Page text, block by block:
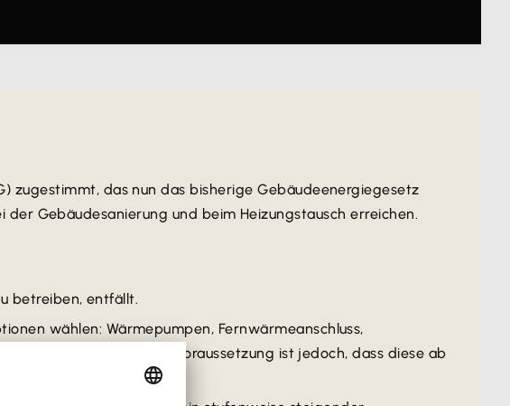
zugestimmt, das nun das bisherige Gebäudeenergiegesetz
Gebäudesanierung und beim Heizungstausch erreichen.
betreiben, entfällt.
wählen: Wärmepumpen, Fernwärmeanschluss,
eingebaut werden. Voraussetzung ist jedoch, dass diese ab